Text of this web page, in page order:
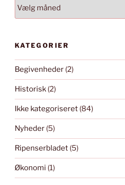
EFTER
KATEGORIER
Begivenheder (2)
Historisk (2)
Ikke kategoriseret (84)
Nyheder (5)
Ripenserbladet (5)
Økonomi (1)